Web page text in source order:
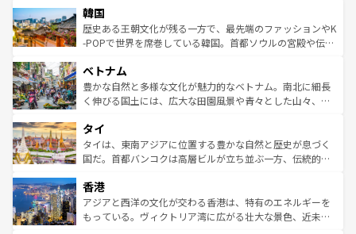
ワイを、存分に味わってほしい。 なお、新着のハワイ情報
はコンテンツ一覧を参照してほしい。
いる。アクティビティも充実しており、サーフィンやダイ
ビング、ハイキングなど、アウトドア好きにはたまらな
い。オーストラリアの多彩な魅力を存分に味わいつくそ
参照してほしい。
ン）、静ひつな山岳地帯である台湾東部など、都市の喧騒
と山間の静けさが共存しており、訪れる人に新しい発見と
驚きをもたらしてくれる。また、奥深い台湾の食文化も魅
容にもいいと評判のスイーツなど、バラエティ豊かな料理
が味わえる。 なお、新着の台湾情報は コンテンツ一覧を参
照してほしい。
韓国
歴史ある王朝文化が残る一方で、最先端のファッションやK
-POPで世界を席巻している韓国。首都ソウルの宮殿や伝統
き、地方に足を延ばせば四季折々の自然美を楽しむことが
できる。そして、キムチや焼肉、絶品のストリートフード
まで、さまざまな韓国料理が待っている。夜には、韓国な
リティに包まれながら、韓国の多彩な魅力を心ゆくまで味
わってみてほしい。 なお、新着の韓国情報はコンテンツ一
覧を参照してほしい。
ベトナム
豊かな自然と多様な文化が魅力的なベトナム。南北に細長
く伸びる国土には、広大な田園風景や青々とした山々、世
急速な発展と共に伝統が息づく。ハノイの古い町並みやホ
ーチミン市のフランス統治時代の建物も、独特の雰囲気を
醸し出している。また、バラエティの豊かさとおいしさで
とつ。フォーやバインミー、ベトナムコーヒーなどは、ぜ
ひ現地で味わいたい。どの地域を訪れてもあたたかい人々
が旅行者を迎えてくれるので、きっと忘れられない旅にな
タイ
タイは、東南アジアに位置する豊かな自然と歴史が息づく
国だ。首都バンコクは高層ビルが立ち並ぶ一方、伝統的な
の活気が交差している。北部ではチェンマイなどの山岳地
帯で自然と触れ合い、南部ではプーケットやクラビの美し
いビーチでリゾート気分を楽しむことができる。タイ料理
香港
アジアと西洋の文化が交わる香港は、特有のエネルギーを
もっている。ヴィクトリア湾に広がる壮大な景色、近未来